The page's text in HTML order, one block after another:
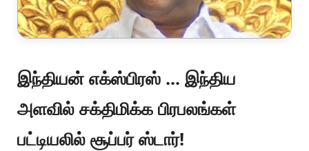
இந்தியன் எக்ஸ்பிரஸ் ... இந்திய
அளவில் சக்திமிக்க பிரபலங்கள்
பட்டியலில் சூப்பர் ஸ்டார்!